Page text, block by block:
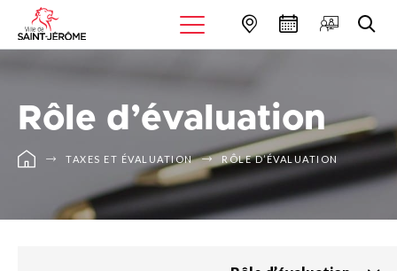
Rôle d’évaluation
TAXES ET ÉVALUATION RÔLE D’ÉVALUATION